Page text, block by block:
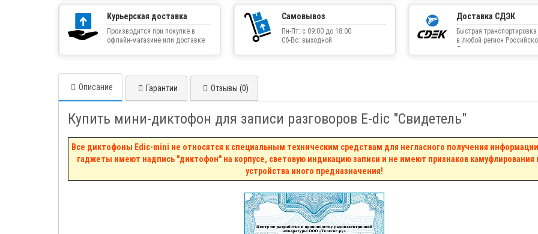
Курьерская доставка
Производится при покупке в
офлайн-магазине или доставке
Самовывоз
Пн-Пт: с 09:00 до 18:00
Сб-Вс: выходной
Доставка СДЭК
Быстрая
в любой регион
Федерации
Описание Гарантии Отзывы (0)
Купить мини-диктофон для записи разговоров E-dic "Свидетель"
Все диктофоны Edic-mini не относятся к специальным техническим средствам для негласного получения
гаджеты имеют надпись "диктофон" на корпусе, световую индикацию записи и не имеют признаков камуфлирования
устройства иного предназначения!